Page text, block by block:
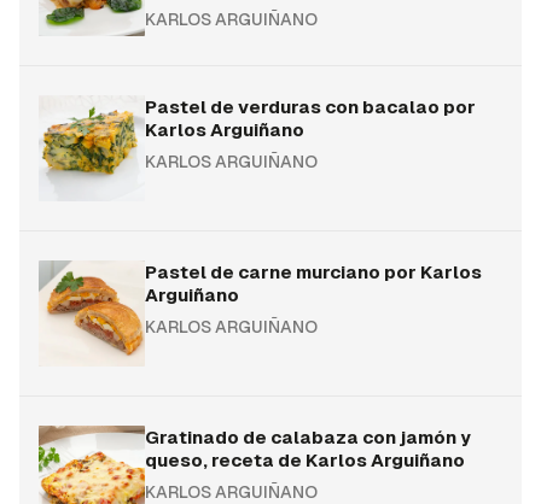
KARLOS ARGUIÑANO
Pastel de verduras con bacalao por
Karlos Arguiñano
KARLOS ARGUIÑANO
Pastel de carne murciano por Karlos
Arguiñano
KARLOS ARGUIÑANO
Gratinado de calabaza con jamón y
queso, receta de Karlos Arguiñano
KARLOS ARGUIÑANO